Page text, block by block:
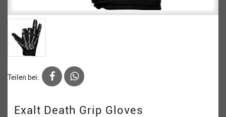
Teilen bei:
Exalt Death Grip Gloves